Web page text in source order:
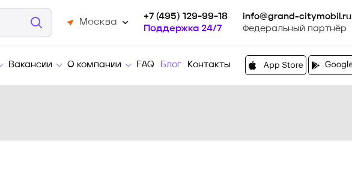
Москва
+7 (495) 129-99-18
Поддержка 24/7
info@grand-citymobil.ru
Федеральный партнёр
Вакансии О компании FAQ Блог Контакты